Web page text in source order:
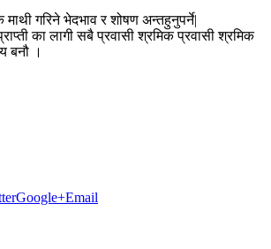
माथी गरिने भेदभाव र शोषण अन्तहुनुपर्ने|
का लागी सबै प्रवासी श्रमिक प्रवासी श्रमिक
बनौ ।
Google+Email